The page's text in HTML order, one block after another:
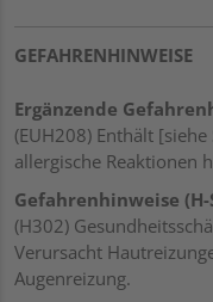
GEFAHRENHINWEISE
Ergänzende
(EUH208) Enthält
allergische Reaktionen
Gefahrenhinweise (H-
(H302)
Verursacht
Augenreizung.